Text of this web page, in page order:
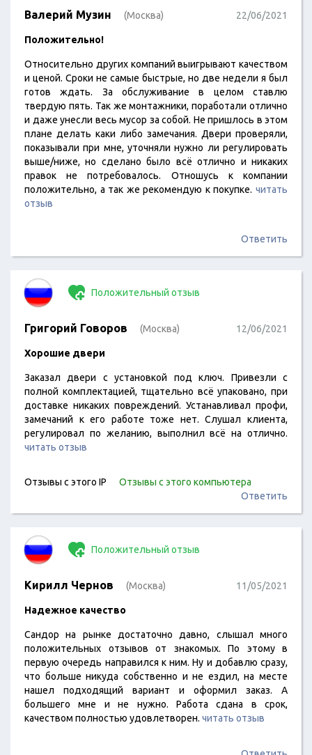
Валерий Музин (Москва) 22/06/2021
Положительно!
Относительно других компаний выигрывают качеством
и ценой. Сроки не самые быстрые, но две недели я был
готов ждать. За обслуживание в целом ставлю
твердую пять. Так же монтажники, поработали отлично
и даже унесли весь мусор за собой. Не пришлось в этом
плане делать каки либо замечания. Двери проверяли,
показывали при мне, уточняли нужно ли регулировать
выше/ниже, но сделано было всё отлично и никаких
правок не потребовалось. Отношусь к компании
положительно, а так же рекомендую к покупке. читать
отзыв
Ответить
Положительный отзыв
Григорий Говоров (Москва) 12/06/2021
Хорошие двери
Заказал двери с установкой под ключ. Привезли с
полной комплектацией, тщательно всё упаковано, при
доставке никаких повреждений. Устанавливал профи,
замечаний к его работе тоже нет. Слушал клиента,
регулировал по желанию, выполнил всё на отлично.
читать отзыв
Отзывы с этого IP
Отзывы с этого компьютера
Ответить
Положительный отзыв
Кирилл Чернов (Москва) 11/05/2021
Надежное качество
Сандор на рынке достаточно давно, слышал много
положительных отзывов от знакомых. По этому в
первую очередь направился к ним. Ну и добавлю сразу,
что больше никуда собственно и не ездил, на месте
нашел подходящий вариант и оформил заказ. А
большего мне и не нужно. Работа сдана в срок,
качеством полностью удовлетворен. читать отзыв